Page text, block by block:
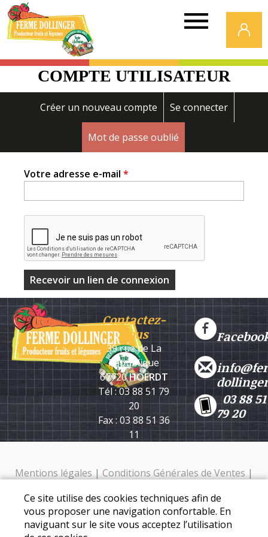
COMPTE UTILISATEUR
Onglets
principaux
Créer un nouveau compte Se connecter
Mot de passe oublié
Votre adresse e-mail *
Contactez-
nous
39 rue de La
République
67720HOERDT
Tél : 03 88 51 79
20
Fax : 03 88 51 36
11
03 88 51
79 20
Mentions légales | Conditions Générales de Ventes |
Ferme Dollinger - 39 rue de la république - 67720 Hoerdt -
Tél. : 03 88 51 79 20
Ce site utilise des cookies techniques afin de
vous proposer une navigation confortable. En
naviguant sur le site vous acceptez l’utilisation